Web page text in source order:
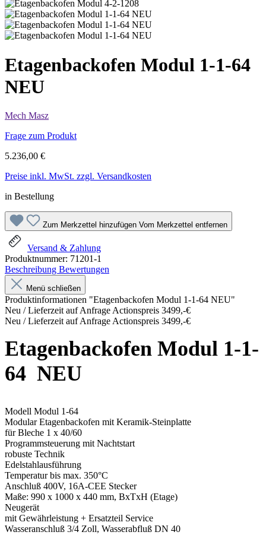
Etagenbackofen Modul 1-1-64
NEU
Mech Masz
Frage zum Produkt
5.236,00 €
Preise inkl. MwSt. zzgl. Versandkosten
in Bestellung
Zum Merkzettel hinzufügen Vom Merkzettel entfernen
Versand & Zahlung
Produktnummer: 71201-1
Beschreibung Bewertungen
Menü schließen
Produktinformationen "Etagenbackofen Modul 1-1-64 NEU"
Neu / Lieferzeit auf Anfrage Actionspreis 3499,-€
Neu / Lieferzeit auf Anfrage Actionspreis 3499,-€
Etagenbackofen Modul 1-1-
64 NEU
Modell Modul 1-64
Modular Etagenbackofen mit Keramik-Steinplatte
für Bleche 1 x 40/60
Programmsteuerung mit Nachtstart
robuste Technik
Edelstahlausführung
Temperatur bis max. 350°C
Anschluß 400V, 16A-CEE Stecker
Maße: 990 x 1000 x 440 mm, BxTxH (Etage)
Neugerät
mit Gewährleistung + Ersatzteil Service
Wasseranschluß 3/4 Zoll, Wasserabfluß DN 40